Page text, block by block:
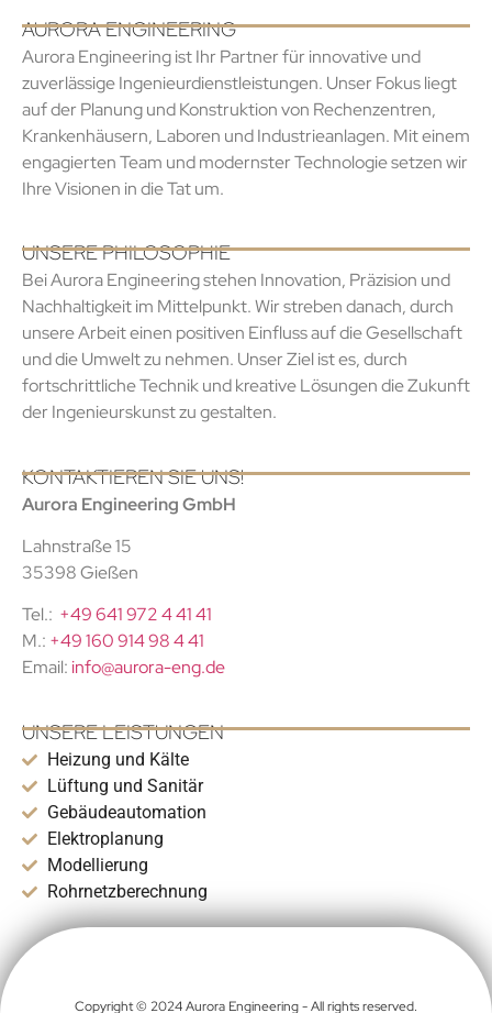
AURORA ENGINEERING
Aurora Engineering ist Ihr Partner für innovative und
zuverlässige Ingenieurdienstleistungen. Unser Fokus liegt
auf der Planung und Konstruktion von Rechenzentren,
Krankenhäusern, Laboren und Industrieanlagen. Mit einem
engagierten Team und modernster Technologie setzen wir
Ihre Visionen in die Tat um.
UNSERE PHILOSOPHIE
Bei Aurora Engineering stehen Innovation, Präzision und
Nachhaltigkeit im Mittelpunkt. Wir streben danach, durch
unsere Arbeit einen positiven Einfluss auf die Gesellschaft
und die Umwelt zu nehmen. Unser Ziel ist es, durch
fortschrittliche Technik und kreative Lösungen die Zukunft
der Ingenieurskunst zu gestalten.
KONTAKTIEREN SIE UNS!
Aurora Engineering GmbH
Lahnstraße 15
35398 Gießen
Tel.: +49 641 972 4 41 41
M.: +49 160 914 98 4 41
Email: info@aurora-eng.de
UNSERE LEISTUNGEN
Heizung und Kälte
Lüftung und Sanitär
Gebäudeautomation
Elektroplanung
Modellierung
Rohrnetzberechnung
Copyright © 2024 Aurora Engineering - All rights reserved.